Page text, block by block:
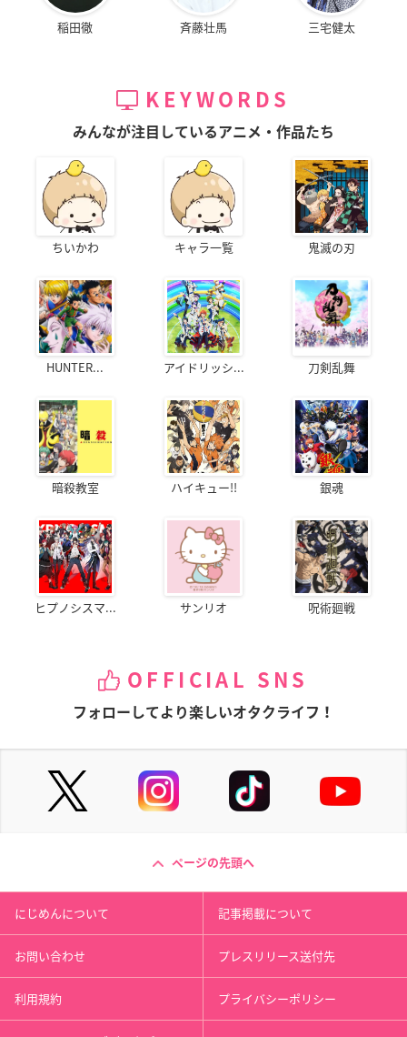
稲田徹 斉藤壮馬 三宅健太
KEYWORDS
みんなが注目しているアニメ・作品たち
ちいかわ キャラ一覧 鬼滅の刃
HUNTER... アイドリッシ... 刀剣乱舞
暗殺教室 ハイキュー!! 銀魂
ヒプノシスマ... サンリオ 呪術廻戦
OFFICIAL SNS
フォローしてより楽しいオタクライフ！
ページの先頭へ
にじめんについて 記事掲載について
お問い合わせ プレスリリース送付先
利用規約 プライバシーポリシー